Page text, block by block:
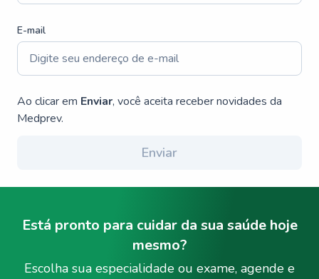
E-mail
Ao clicar em Enviar, você aceita receber novidades da
Medprev.
Enviar
Está pronto para cuidar da sua saúde hoje
mesmo?
Escolha sua especialidade ou exame, agende e